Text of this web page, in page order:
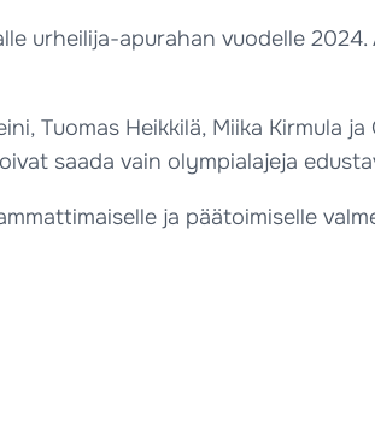
urheilija-apurahan vuodelle
Tuomas Heikkilä, Miika Kirmula
saada vain olympialajeja
ja päätoimiselle